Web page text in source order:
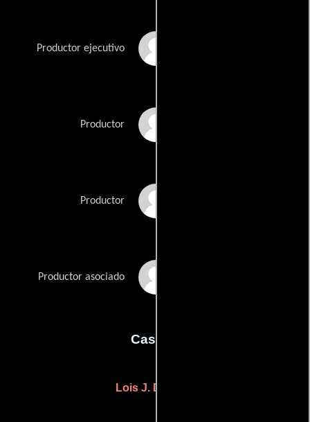
Productor ejecutivo
Productor
Productor
Productor asociado
Casting
Lois J. Drabkin